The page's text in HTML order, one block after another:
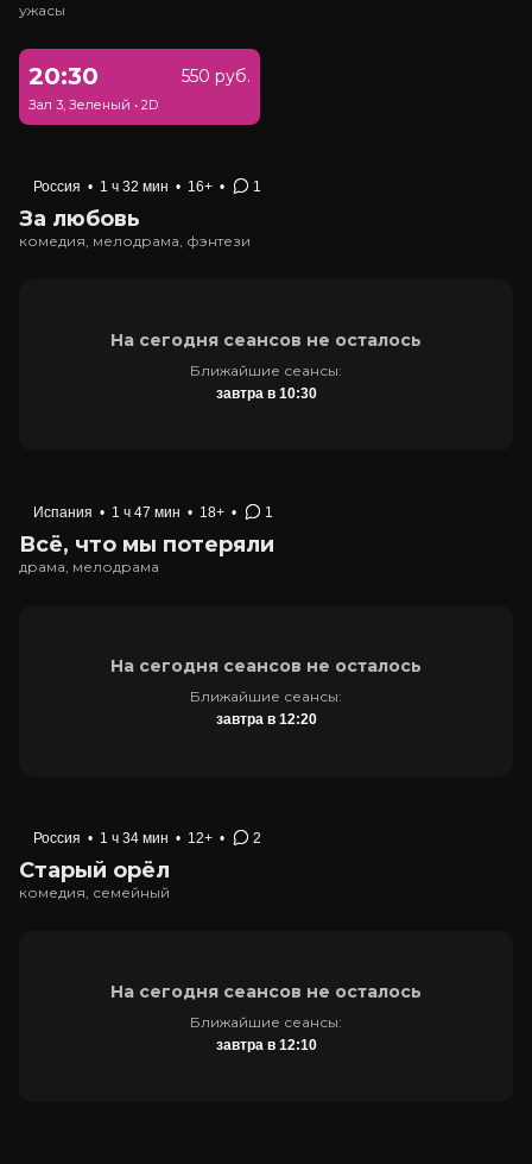
ужасы
20:30 550 руб.
Зал 3, Зеленый • 2D
Россия • 1 ч 32 мин • 16+ • 1
За любовь
комедия, мелодрама, фэнтези
На сегодня сеансов не осталось
Ближайшие сеансы:
завтра в 10:30
Испания • 1 ч 47 мин • 18+ • 1
Всё, что мы потеряли
драма, мелодрама
На сегодня сеансов не осталось
Ближайшие сеансы:
завтра в 12:20
Россия • 1 ч 34 мин • 12+ • 2
Старый орёл
комедия, семейный
На сегодня сеансов не осталось
Ближайшие сеансы:
завтра в 12:10